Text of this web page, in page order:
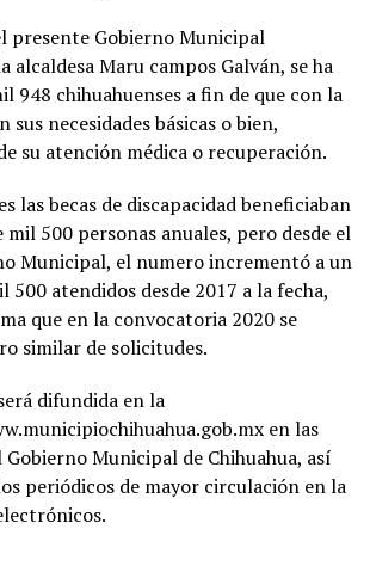
presente Gobierno Municipal
alcaldesa Maru campos Galván, se ha
948 chihuahuenses a fin de que con la
sus necesidades básicas o bien,
su atención médica o recuperación.
las becas de discapacidad beneficiaban
mil 500 personas anuales, pero desde el
Municipal, el numero incrementó a un
500 atendidos desde 2017 a la fecha,
que en la convocatoria 2020 se
similar de solicitudes.
difundida en la
en las
Gobierno Municipal de Chihuahua, así
periódicos de mayor circulación en la